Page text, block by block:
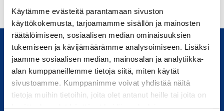
Käytämme evästeitä parantamaan sivuston
käyttökokemusta, tarjoamamme sisällön ja mainosten
räätälöimiseen, sosiaalisen median ominaisuuksien
tukemiseen ja kävijämäärämme analysoimiseen. Lisäksi
jaamme sosiaalisen median, mainosalan ja analytiikka-
alan kumppaneillemme tietoja siitä, miten käytät
sivustoamme. Kumppanimme voivat yhdistää näitä
tietoja muihin tietoihin, joita olet antanut heille tai joita on
Uudet ja käytetyt autot, sekä huollot joka tarpeeseen.
Automyynti Huolto